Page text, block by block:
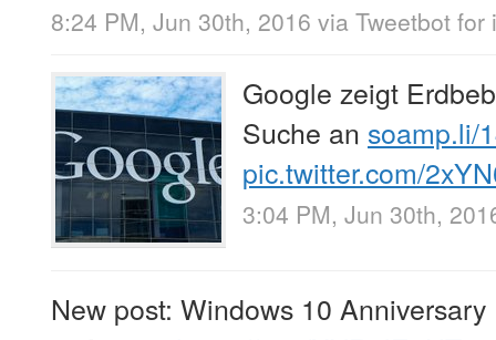
8:24 PM, Jun 30th, 2016 via Tweetbot for
Google zeigt
Suche an soamp.li/
pic.twitter.com/
3:04 PM, Jun 30th,
New post: Windows 10